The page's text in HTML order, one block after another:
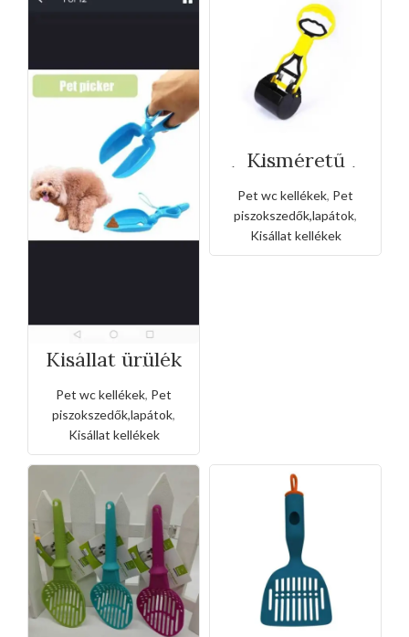
Kisállat ürülék
lapát olló
formában
kidolgozva
Pet wc kellékek, Pet
piszokszedők,lapátok,
Kisállat kellékek
Kisméretű
kisállat piszok
felszedő
Pet wc kellékek, Pet
piszokszedők,lapátok,
Kisállat kellékek